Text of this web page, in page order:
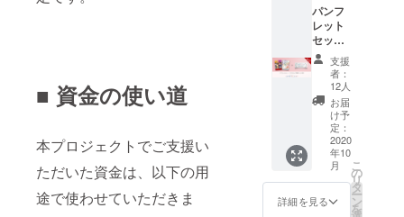
■ 資金の使い道
本プロジェクトでご支援い
ただいた資金は、以下の用
途で使わせていただきま
は開催
当日に
会場で
のお渡
しとな
りま
す。 ※
本プロ
ジェク
トにご
参加く
ださっ
のお名
場合は
必ず備
考欄に
来場さ
れる方
のお名
前をご
記入く
ださ
い。 ※
観戦チ
ケット
はメー
ルでの
しま
す。 ※
チケッ
トの転
売・複
製は固
くお断
りいた
しま
す。席
種・お
名前を
記載し
たチ
パンフ
レット
セット
＋クリ
スタル
カップ
（10月
11日）
観戦チ
ケット
[B席]
※【全席
指定
席】座
席は大
支援
者：
12人
お届
け予
定：
2020
年10
月
詳細を見る
こ
の
リ
タ
ー
ン
を